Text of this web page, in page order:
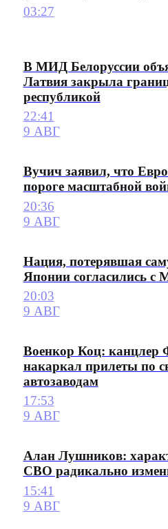
03:27
В МИД Белоруссии
Латвия закрыла
республикой
22:41
9 АВГ
Вучич заявил, что
пороге масштабной
20:36
9 АВГ
Нация, потерявшая
Японии согласились с
20:03
9 АВГ
Военкор Коц: канцлер
накаркал прилеты по
автозаводам
17:53
9 АВГ
Алан Лушников:
СВО радикально
15:41
9 АВГ